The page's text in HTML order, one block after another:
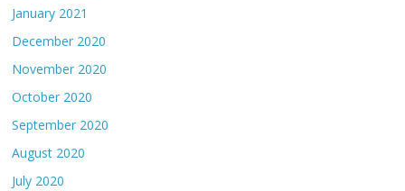
January 2021
December 2020
November 2020
October 2020
September 2020
August 2020
July 2020